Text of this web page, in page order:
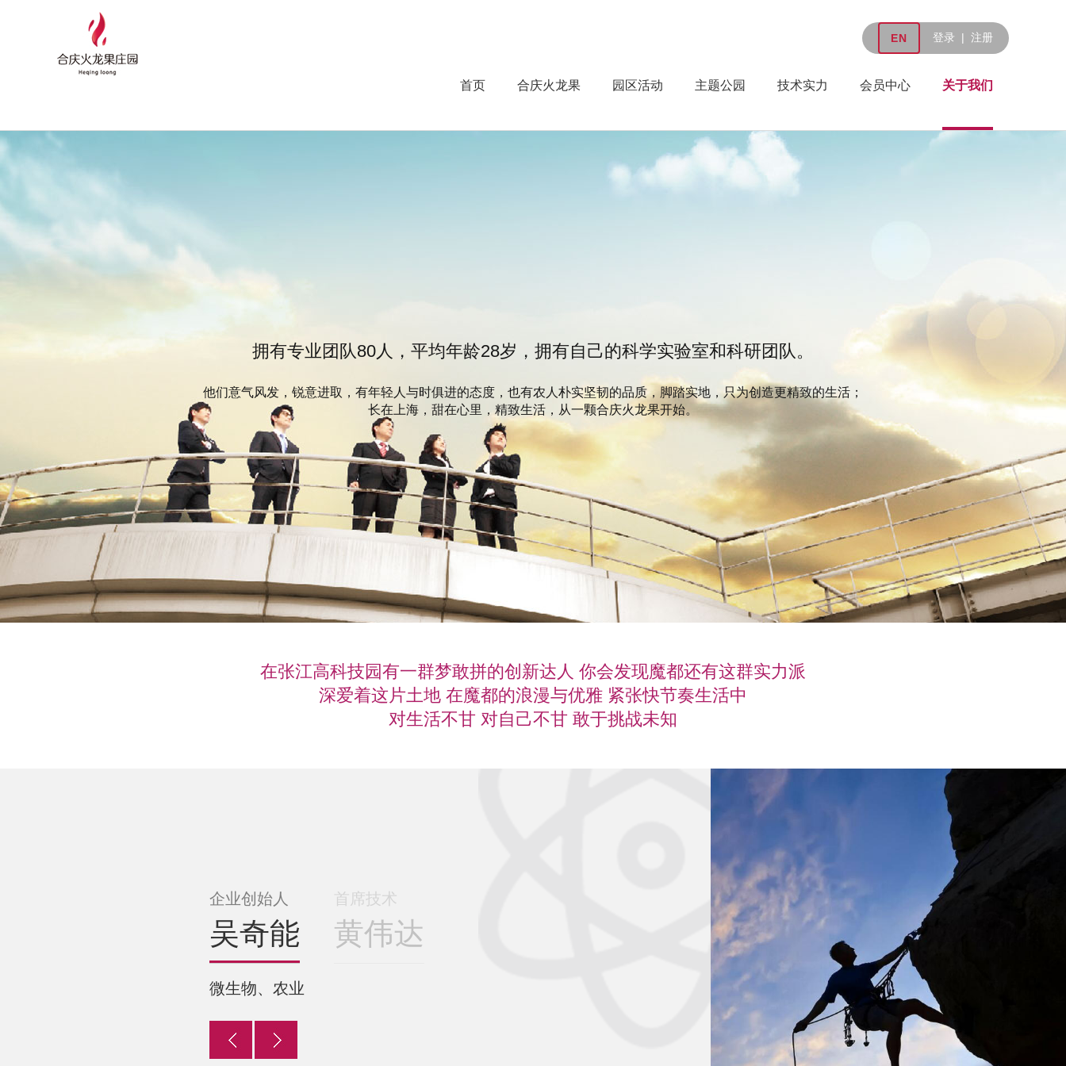
EN 登录 | 注册
首页 合庆火龙果 园区活动 主题公园 技术实力 会员中心 关于我们
首页
合庆火龙果
关于我们
登录 注册
拥有专业团队80人，平均年龄28岁，拥有自己的科学实验室和科研团队。
他们意气风发，锐意进取，有年轻人与时俱进的态度，也有农人朴实坚韧的品质，脚踏实地，只为创造更精致的生活；
长在上海，甜在心里，精致生活，从一颗合庆火龙果开始。
在张江高科技园有一群梦敢拼的创新达人 你会发现魔都还有这群实力派
深爱着这片土地 在魔都的浪漫与优雅 紧张快节奏生活中
对生活不甘 对自己不甘 敢于挑战未知
企业创始人
吴奇能
首席技术
黄伟达
微生物、农业